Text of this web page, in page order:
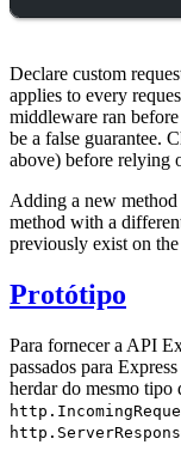
Declare custom
applies to every
middleware ran
be a false guarantee.
above) before relying
Adding a new method
method with a
previously exist on
Protótipo
Para fornecer a API
passados para
herdar do mesmo tipo